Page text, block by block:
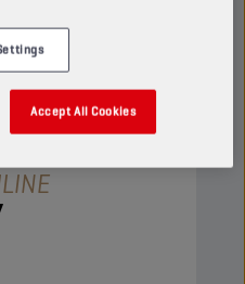
Accept All Cookies